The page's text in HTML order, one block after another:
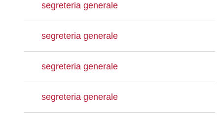
segreteria generale
segreteria generale
segreteria generale
segreteria generale